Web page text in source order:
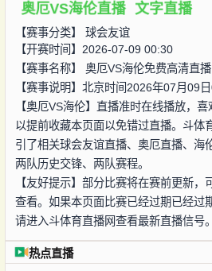
奥厄VS海伦直播 文字直播
【赛事分类】 球会友谊
【开赛时间】2026-07-09 00:30
【赛事名称】 奥厄VS海伦免费高清直播
【赛事说明】北京时间2026年07月09
【奥厄VS海伦】直播准时在线播放，
以提前收藏本页面以免错过直播。斗体
引了相关球会友谊直播、奥厄直播、海
两队历史交锋、两队赛程。
【友好提示】部分比赛将在赛前更新
查看。如果本页面比赛已经过期已经过
请进入斗体育直播网查看最新直播信号。
热点直播